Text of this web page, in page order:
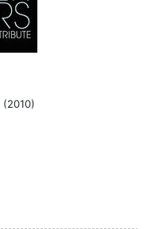
(2010)